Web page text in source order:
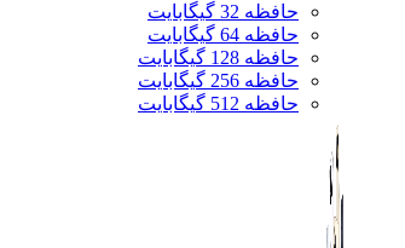
حافظه 32 گیگابایت
حافظه 64 گیگابایت
حافظه 128 گیگابایت
حافظه 256 گیگابایت
حافظه 512 گیگابایت